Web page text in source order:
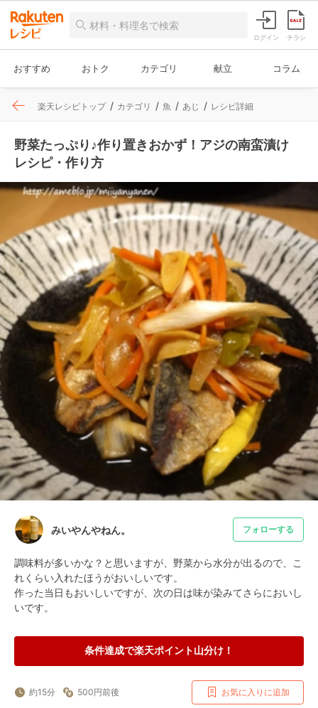
ログイン チラシ
おすすめ おトク カテゴリ 献立 コラム
楽天レシピトップ カテゴリ 魚 あじ レシピ詳細
野菜たっぷり♪作り置きおかず！アジの南蛮漬け
レシピ・作り方
みいやんやねん。 フォローする
調味料が多いかな？と思いますが、野菜から水分が出るので、こ
れくらい入れたほうがおいしいです。
作った当日もおいしいですが、次の日は味が染みてさらにおいし
いです。
条件達成で楽天ポイント山分け！
約15分 500円前後 お気に入りに追加